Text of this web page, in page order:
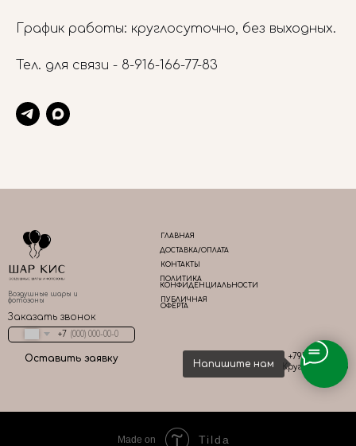
Напишите нам
График работы: круглосуточно, без выходных.
Тел. для связи - 8-916-166-77-83
ГЛАВНАЯ
ДОСТАВКА/ОПЛАТА
КОНТАКТЫ
ПОЛИТИКА
КОНФИДЕНЦИАЛЬНОСТИ
ПУБЛИЧНАЯ
ОФЕРТА
+79161667783
Круглосуточно
Воздушные шары и
фотозоны
Заказать звонок
+7
Оставить заявку
Made on Tilda